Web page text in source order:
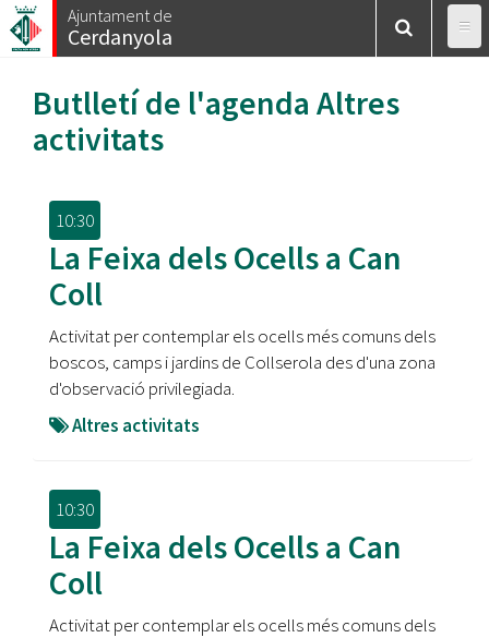
Vés
al
Ajuntament de
Cerdanyola
Butlletí de l'agenda Altres
activitats
10:30
La Feixa dels Ocells a Can
Coll
Activitat per contemplar els ocells més comuns dels
boscos, camps i jardins de Collserola des d'una zona
d'observació privilegiada.
Altres activitats
10:30
La Feixa dels Ocells a Can
Coll
Activitat per contemplar els ocells més comuns dels